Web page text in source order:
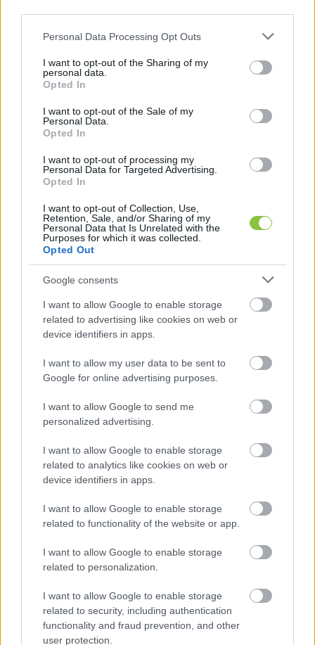
Please note that this website/app uses one or more Google
not limited to your visit or usage behaviour. You may click to
grant or deny consent to Google and its third-party tags to
use your data for below specified purposes in below Google
consent section.
Personal Data Processing Opt Outs
I want to opt-out of the Sharing of my
personal data.
Opted In
I want to opt-out of the Sale of my
Personal Data.
Opted In
I want to opt-out of processing my
Personal Data for Targeted Advertising.
Opted In
I want to opt-out of Collection, Use,
Retention, Sale, and/or Sharing of my
Personal Data that Is Unrelated with the
Purposes for which it was collected.
Opted Out
Google consents
I want to allow Google to enable storage
related to advertising like cookies on web or
device identifiers in apps.
I want to allow my user data to be sent to
Google for online advertising purposes.
I want to allow Google to send me
personalized advertising.
I want to allow Google to enable storage
related to analytics like cookies on web or
device identifiers in apps.
I want to allow Google to enable storage
related to functionality of the website or app.
I want to allow Google to enable storage
related to personalization.
I want to allow Google to enable storage
related to security, including authentication
functionality and fraud prevention, and other
user protection.
A résztvevők saját maguk is részt vettek a
komposztáló elkészítésében: összeállították a
összekeverték és betöltötték a komposztot a
reaktorba. A cél az volt, hogy bárki képes legyen
otthon is megvalósítani ezt a módszert – adott
hírt az eseményről a
Zöldítő honlapja
A komposzt elkészítéséhez felhasznált anyagok
mind helyi forrásból származtak: belekerült a
Nagy Laskagomba felajánlásából és
nitrogénforrás gyanánt kávézacc, több
kecskeméti kávézó révén.
A Zöldítő hangsúlyozza: a Johnson–Su bioreaktor
egy olyan módszer, amely szagtalan, nem
igényel forgatást és mikrobiológiailag gazdag,
„élő” komposztot hoz létre.
hónapokban „dolgozni” fog, és várhatóan egy év
múlva egy kiváló minőségű talajélet-serkentő
anyagot ad.
„Ez a kezdeményezés nemcsak komposztot termel,